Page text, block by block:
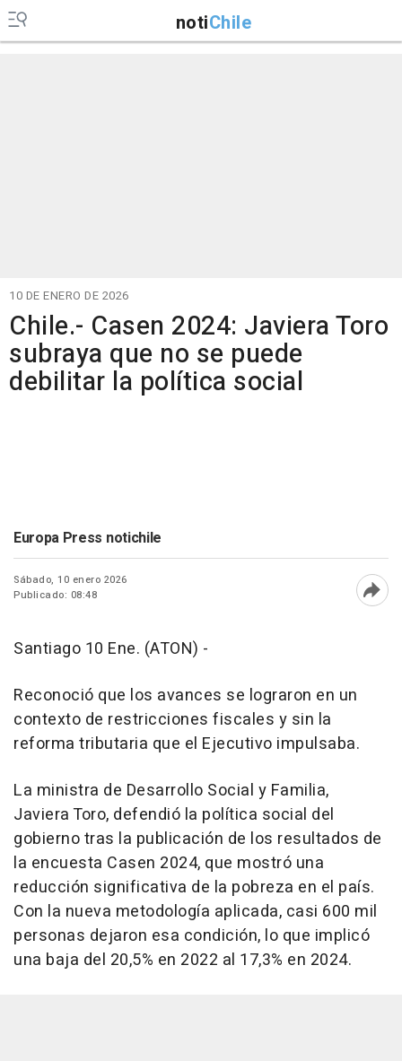
notiChile
10 DE ENERO DE 2026
Chile.- Casen 2024: Javiera Toro
subraya que no se puede
debilitar la política social
Europa Press notichile
Sábado, 10 enero 2026
Publicado: 08:48
Santiago 10 Ene. (ATON) -
Reconoció que los avances se lograron en un
contexto de restricciones fiscales y sin la
reforma tributaria que el Ejecutivo impulsaba.
La ministra de Desarrollo Social y Familia,
Javiera Toro, defendió la política social del
gobierno tras la publicación de los resultados de
la encuesta Casen 2024, que mostró una
reducción significativa de la pobreza en el país.
Con la nueva metodología aplicada, casi 600 mil
personas dejaron esa condición, lo que implicó
una baja del 20,5% en 2022 al 17,3% en 2024.